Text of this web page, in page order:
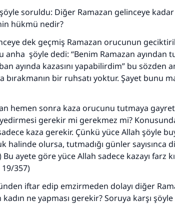
şöyle soruldu: Diğer Ramazan gelinceye
hükmü nedir?
dek geçmiş Ramazan orucunun
anha şöyle dedi: “Benim Ramazan ayından
ayında kazasını yapabilirdim” bu sözden
bırakmanın bir ruhsatı yoktur. Şayet bunu
hemen sonra kaza orucunu tutmaya
gerekir mi gerekmez mi?
kaza gerekir. Çünkü yüce Allah şöyle
halinde olursa, tutmadığı günler sayısınca
ayete göre yüce Allah sadece kazayı farz
357)
iftar edip emzirmeden dolayı diğer
ne yapması gerekir? Soruya karşı şöyle
Cevap, bir evliliği kurtardı.
ulaştırmak için bizi destekle
Rasulullah ﷺ şöyle dedi:
gösterirse , hayrı yapan kişinin sevabı kadar
ona sevap yazılır.